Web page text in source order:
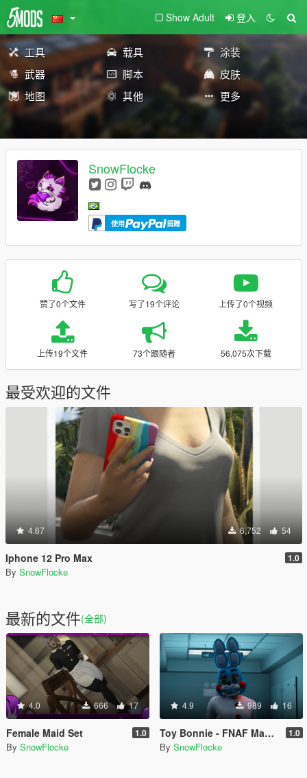
Show Adult 登入
工具 载具
涂装
武器
脚本
皮肤
地图
其他 更多
SnowFlocke
使用 捐赠
赞了0个文件 写了19个评论 上传了0个视频
上传19个文件 73个跟随者 56,075次下载
最受欢迎的文件
4.67 6,752 54
Iphone 12 Pro Max 1.0
By SnowFlocke
最新的文件(全部)
4.0 666 17
Female Maid Set 1.0
By SnowFlocke
4.9 989 16
Toy Bonnie - FNAF Mask [ Female/Male ] 1.0
By SnowFlocke